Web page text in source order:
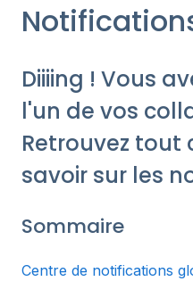
Diiiing ! Vous
l'un de vos
Retrouvez tout
savoir sur les
Sommaire
Centre de notifications